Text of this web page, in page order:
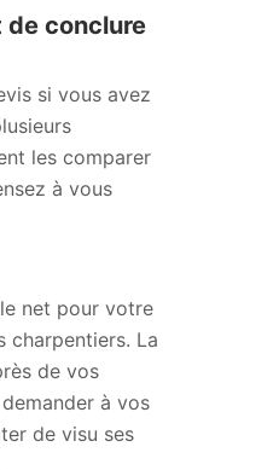
de conclure
si vous avez
les comparer
à vous
net pour votre
charpentiers. La
de vos
à vos
de visu ses